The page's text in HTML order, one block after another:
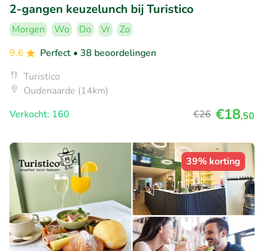
2-gangen keuzelunch bij Turistico
Morgen Wo Do Vr
Zo
9.6
Perfect • 38 beoordelingen
Turistico
Oudenaarde (14km)
Verkocht: 160
€26 €18,50
39% korting